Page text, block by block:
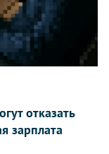
отказать
зарплата